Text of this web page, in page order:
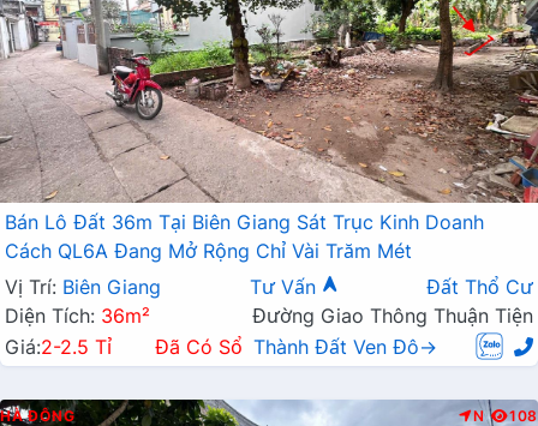
Bán Lô Đất 36m Tại Biên Giang Sát Trục Kinh Doanh
Cách QL6A Đang Mở Rộng Chỉ Vài Trăm Mét
Vị Trí: Biên Giang Tư Vấn
Đất Thổ Cư
Diện Tích: 36m²
Đường Giao Thông Thuận Tiện
Giá:2-2.5 Tỉ Đã Có Sổ Thành Đất Ven Đô→
HÀ ĐÔNG N 108